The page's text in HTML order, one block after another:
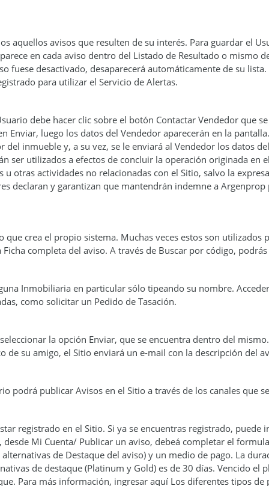
aquellos avisos que resulten de su interés. Para guardar el
en cada aviso dentro del Listado de Resultado o mismo
fuese desactivado, desaparecerá automáticamente de su
para utilizar el Servicio de Alertas.
debe hacer clic sobre el botón Contactar Vendedor que
Enviar, luego los datos del Vendedor aparecerán en la
inmueble y, a su vez, se le enviará al Vendedor los datos
ser utilizados a efectos de concluir la operación originada en
otras actividades no relacionadas con el Sitio, salvo la
declaran y garantizan que mantendrán indemne a
crea el propio sistema. Muchas veces estos son
completa del aviso. A través de Buscar por código,
Inmobiliaria en particular sólo tipeando su nombre.
como solicitar un Pedido de Tasación.
la opción Enviar, que se encuentra dentro del
de su amigo, el Sitio enviará un e-mail con la descripción del
podrá publicar Avisos en el Sitio a través de los canales que
registrado en el Sitio. Si ya se encuentras registrado, puede
desde Mi Cuenta/ Publicar un aviso, debeá completar el
de Destaque del aviso) y un medio de pago. La
de destaque (Platinum y Gold) es de 30 días. Vencido
Para más información, ingresar aquí Los diferentes tipos